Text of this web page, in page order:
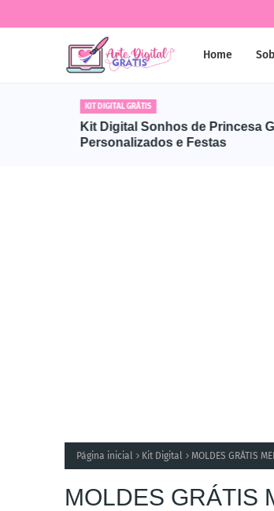
Home
KIT DIGITAL GRÁTIS
Kit Digital Sonhos de Princesa
Personalizados e Festas
Página inicial Kit Digital MOLDES GRÁTIS
MOLDES GRÁTIS